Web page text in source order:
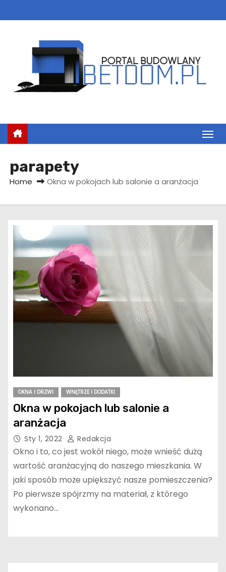
k
e
parapety
Home Okna w pokojach lub salonie a aranżacja
OKNA I DRZWI WNĘTRZE I DODATKI
Okna w pokojach lub salonie a
aranżacja
Sty 1, 2022 Redakcja
Okno i to, co jest wokół niego, może wnieść dużą
wartość aranżacyjną do naszego mieszkania. W
jaki sposób może upiększyć nasze pomieszczenia?
Po pierwsze spójrzmy na materiał, z którego
wykonano…